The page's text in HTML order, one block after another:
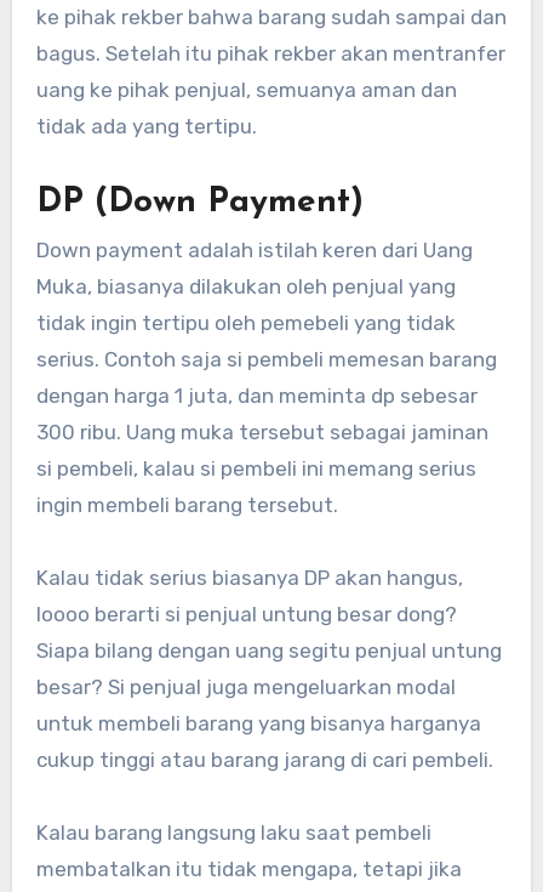
ke pihak rekber bahwa barang sudah sampai dan
bagus. Setelah itu pihak rekber akan mentranfer
uang ke pihak penjual, semuanya aman dan
tidak ada yang tertipu.
DP (Down Payment)
Down payment adalah istilah keren dari Uang
Muka, biasanya dilakukan oleh penjual yang
tidak ingin tertipu oleh pemebeli yang tidak
serius. Contoh saja si pembeli memesan barang
dengan harga 1 juta, dan meminta dp sebesar
300 ribu. Uang muka tersebut sebagai jaminan
si pembeli, kalau si pembeli ini memang serius
ingin membeli barang tersebut.
Kalau tidak serius biasanya DP akan hangus,
loooo berarti si penjual untung besar dong?
Siapa bilang dengan uang segitu penjual untung
besar? Si penjual juga mengeluarkan modal
untuk membeli barang yang bisanya harganya
cukup tinggi atau barang jarang di cari pembeli.
Kalau barang langsung laku saat pembeli
membatalkan itu tidak mengapa, tetapi jika